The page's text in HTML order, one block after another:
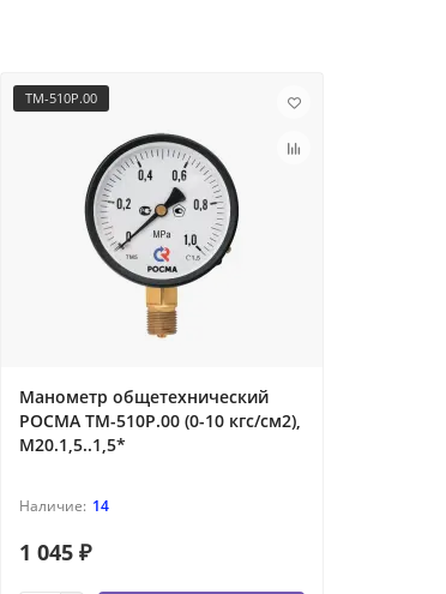
ТМ-510P.00
Манометр общетехнический
РОСМА ТМ-510P.00 (0-10 кгс/см2),
М20.1,5..1,5*
14
1 045 ₽